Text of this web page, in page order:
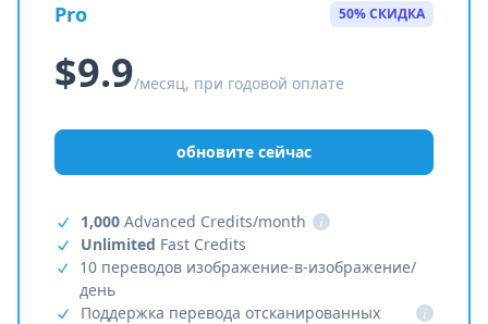
Pro 50% СКИДКА
$9.9/месяц, при годовой оплате
обновите сейчас
1,000 Advanced Credits/month
i
Unlimited Fast Credits
10 переводов изображение-в-изображение/
день
Поддержка перевода отсканированных
i